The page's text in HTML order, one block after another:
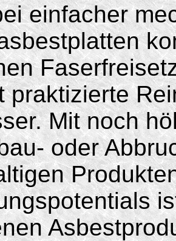
einfacher
praktizierte
Mit noch
oder